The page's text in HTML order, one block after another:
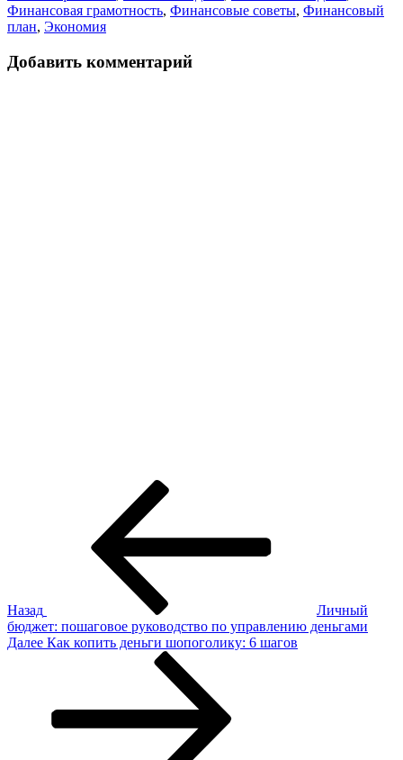
Финансовая грамотность, Финансовые советы, Финансовый
план, Экономия
Добавить комментарий
Назад
Личный
бюджет: пошаговое руководство по управлению деньгами
Следующая
Далее Как копить деньги шопоголику: 6 шагов